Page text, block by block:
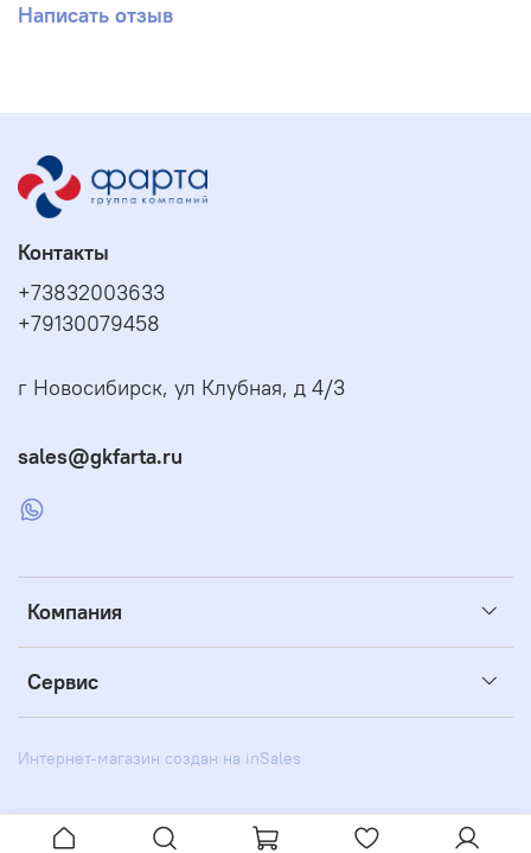
Написать отзыв
Компания
Сервис
Контакты
+73832003633
+79130079458
г Новосибирск, ул Клубная, д 4/3
sales@gkfarta.ru
Интернет-магазин создан на inSales